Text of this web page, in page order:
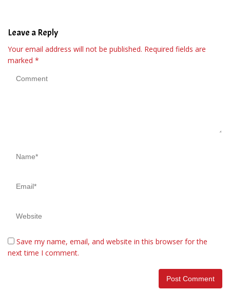
Leave a Reply
Your email address will not be published. Required fields are
marked *
Save my name, email, and website in this browser for the
next time I comment.